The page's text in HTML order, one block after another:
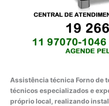
Assistência técnica Forno de
técnicos especializados e
próprio local, realizando